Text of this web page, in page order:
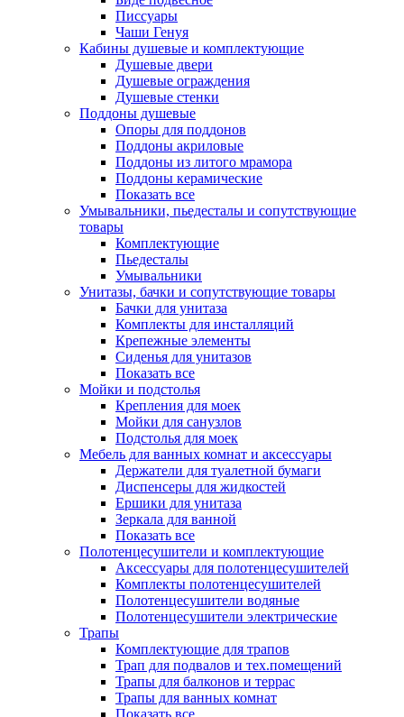
Писсуары
Чаши Генуя
Кабины душевые и комплектующие
Душевые двери
Душевые ограждения
Душевые стенки
Поддоны душевые
Опоры для поддонов
Поддоны акриловые
Поддоны из литого мрамора
Поддоны керамические
Показать все
Умывальники, пьедесталы и сопутствующие
товары
Комплектующие
Пьедесталы
Умывальники
Унитазы, бачки и сопутствующие товары
Бачки для унитаза
Комплекты для инсталляций
Крепежные элементы
Сиденья для унитазов
Показать все
Мойки и подстолья
Крепления для моек
Мойки для санузлов
Подстолья для моек
Мебель для ванных комнат и аксессуары
Держатели для туалетной бумаги
Диспенсеры для жидкостей
Ершики для унитаза
Зеркала для ванной
Показать все
Полотенцесушители и комплектующие
Аксессуары для полотенцесушителей
Комплекты полотенцесушителей
Полотенцесушители водяные
Полотенцесушители электрические
Трапы
Комплектующие для трапов
Трап для подвалов и тех.помещений
Трапы для балконов и террас
Трапы для ванных комнат
Показать все